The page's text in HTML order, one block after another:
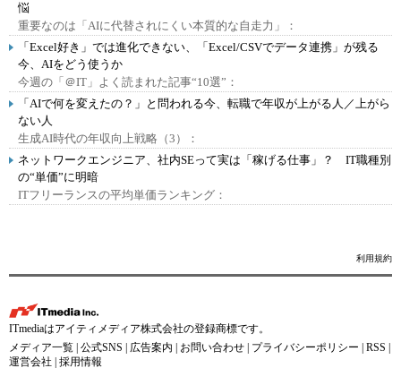
悩
重要なのは「AIに代替されにくい本質的な自走力」：
「Excel好き」では進化できない、「Excel/CSVでデータ連携」が残る
今、AIをどう使うか
今週の「＠IT」よく読まれた記事“10選”：
「AIで何を変えたの？」と問われる今、転職で年収が上がる人／上がら
ない人
生成AI時代の年収向上戦略（3）：
ネットワークエンジニア、社内SEって実は「稼げる仕事」？ IT職種別
の“単価”に明暗
ITフリーランスの平均単価ランキング：
利用規約
ITmediaはアイティメディア株式会社の登録商標です。
メディア一覧 公式SNS 広告案内 お問い合わせ プライバシーポリシー RSS
運営会社
採用情報